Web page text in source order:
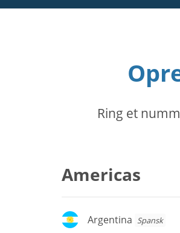
Ring et
Americas
Argentina
Argentina Spansk